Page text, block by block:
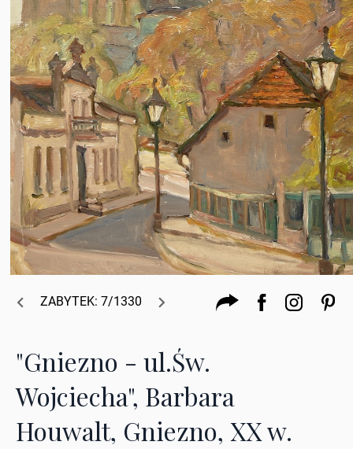
ZABYTEK: 7/1330
"Gniezno - ul.Św.
Wojciecha", Barbara
Houwalt, Gniezno, XX w.